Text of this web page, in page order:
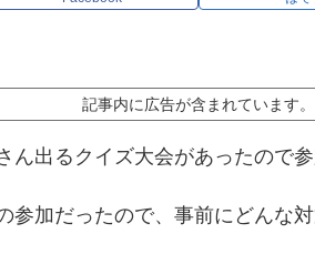
記事内に広告が含まれています。
ん出るクイズ大会があったので参
参加だったので、事前にどんな